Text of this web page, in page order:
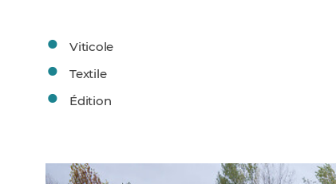
Viticole
Textile
Édition